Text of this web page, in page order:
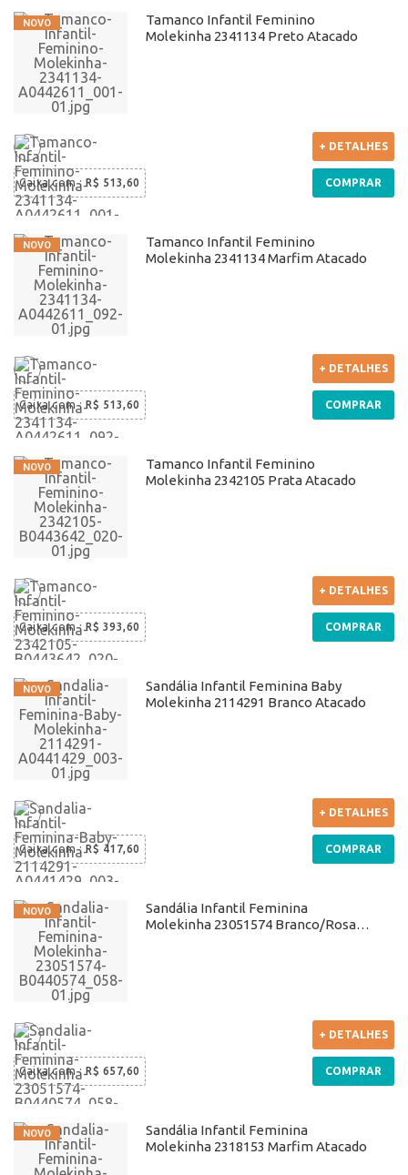
Tamanco Infantil Feminino
Molekinha 2341134 Preto Atacado
Caixa com: R$ 513,60
+ DETALHES
COMPRAR
Tamanco Infantil Feminino
Molekinha 2341134 Marfim Atacado
Caixa com: R$ 513,60
+ DETALHES
COMPRAR
Tamanco Infantil Feminino
Molekinha 2342105 Prata Atacado
Caixa com: R$ 393,60
+ DETALHES
COMPRAR
Sandália Infantil Feminina Baby
Molekinha 2114291 Branco Atacado
Caixa com: R$ 417,60
+ DETALHES
COMPRAR
Sandália Infantil Feminina
Molekinha 23051574 Branco/Rosa
Caixa com: R$ 657,60
+ DETALHES
COMPRAR
Sandália Infantil Feminina
Molekinha 2318153 Marfim Atacado